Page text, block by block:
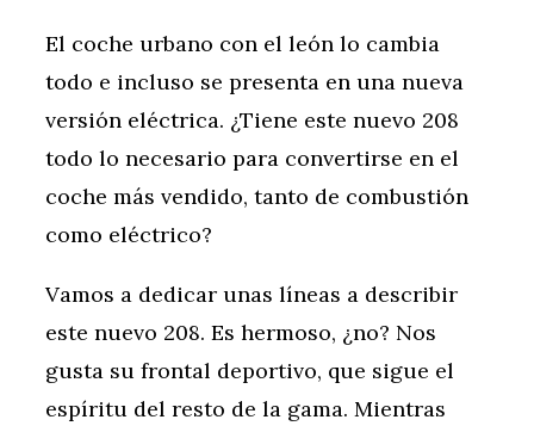
El coche urbano con el león lo cambia
todo e incluso se presenta en una nueva
versión eléctrica. ¿Tiene este nuevo 208
todo lo necesario para convertirse en el
coche más vendido, tanto de combustión
como eléctrico?
Vamos a dedicar unas líneas a describir
este nuevo 208. Es hermoso, ¿no? Nos
gusta su frontal deportivo, que sigue el
espíritu del resto de la gama. Mientras